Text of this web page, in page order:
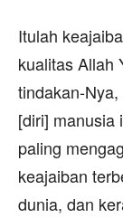
Itulah
kualitas Allah
tindakan-
[diri] manusia
paling
keajaiban
dunia, dan